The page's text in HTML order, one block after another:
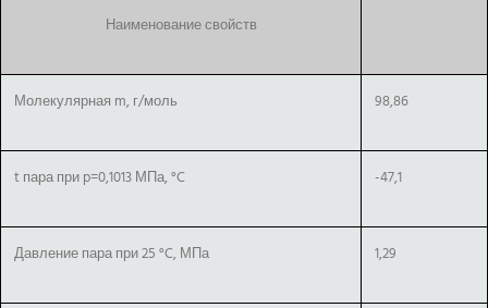
Наименование свойств
Молекулярная m, г/моль 98,86
t пара при p=0,1013 МПа, °C -47,1
Давление пара при 25 °C, МПа 1,29